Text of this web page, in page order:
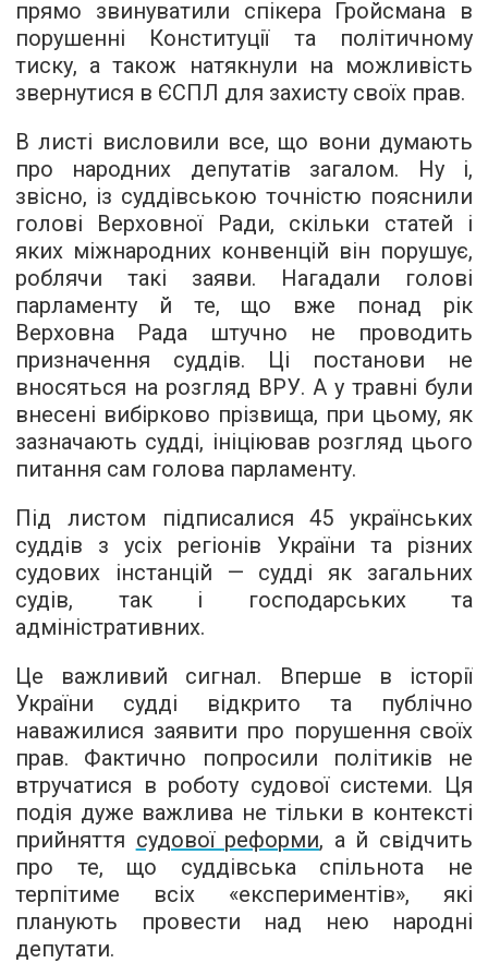
прямо звинуватили спікера Гройсмана в
порушенні Конституції та політичному
тиску, а також натякнули на можливість
звернутися в ЄСПЛ для захисту своїх прав.
В листі висловили все, що вони думають
про народних депутатів загалом. Ну і,
звісно, із суддівською точністю пояснили
голові Верховної Ради, скільки статей і
яких міжнародних конвенцій він порушує,
роблячи такі заяви. Нагадали голові
парламенту й те, що вже понад рік
Верховна Рада штучно не проводить
призначення суддів. Ці постанови не
вносяться на розгляд ВРУ. А у травні були
внесені вибірково прізвища, при цьому, як
зазначають судді, ініціював розгляд цього
питання сам голова парламенту.
Під листом підписалися 45 українських
суддів з усіх регіонів України та різних
судових інстанцій — судді як загальних
судів, так і господарських та
адміністративних.
Це важливий сигнал. Вперше в історії
України судді відкрито та публічно
наважилися заявити про порушення своїх
прав. Фактично попросили політиків не
втручатися в роботу судової системи. Ця
подія дуже важлива не тільки в контексті
прийняття судової реформи, а й свідчить
про те, що суддівська спільнота не
терпітиме всіх «експериментів», які
планують провести над нею народні
депутати.